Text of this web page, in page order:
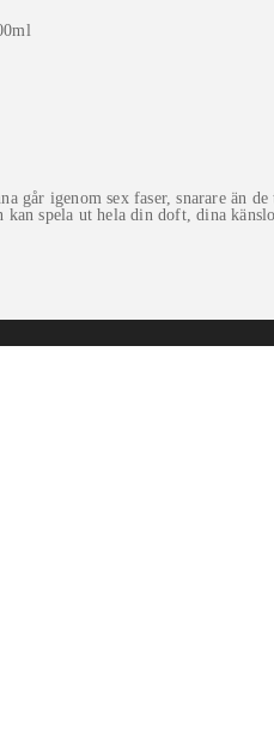
går igenom sex faser, snarare än
kan spela ut hela din doft, dina